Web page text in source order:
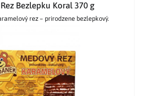
Bezlepku Koral 370 g
rez – prirodzene bezlepkový.